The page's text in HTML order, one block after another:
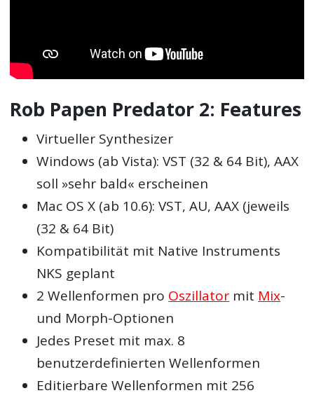
Rob Papen Predator 2: Features
Virtueller Synthesizer
Windows (ab Vista): VST (32 & 64 Bit), AAX
soll »sehr bald« erscheinen
Mac OS X (ab 10.6): VST, AU, AAX (jeweils
(32 & 64 Bit)
Kompatibilität mit Native Instruments
NKS geplant
2 Wellenformen pro Oszillator mit Mix-
und Morph-Optionen
Jedes Preset mit max. 8
benutzerdefinierten Wellenformen
Editierbare Wellenformen mit 256